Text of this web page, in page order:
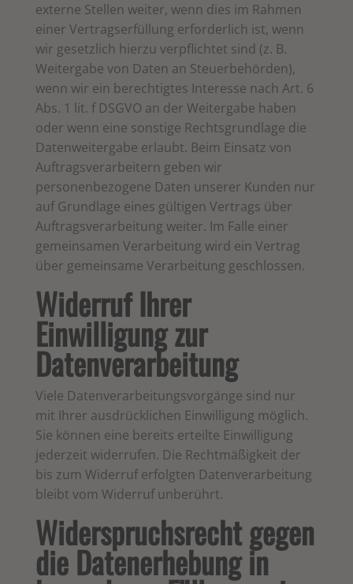
externe Stellen weiter, wenn dies im Rahmen
einer Vertragserfüllung erforderlich ist, wenn
wir gesetzlich hierzu verpflichtet sind (z. B.
Weitergabe von Daten an Steuerbehörden),
wenn wir ein berechtigtes Interesse nach Art. 6
Abs. 1 lit. f DSGVO an der Weitergabe haben
oder wenn eine sonstige Rechtsgrundlage die
Datenweitergabe erlaubt. Beim Einsatz von
Auftragsverarbeitern geben wir
personenbezogene Daten unserer Kunden nur
auf Grundlage eines gültigen Vertrags über
Auftragsverarbeitung weiter. Im Falle einer
gemeinsamen Verarbeitung wird ein Vertrag
über gemeinsame Verarbeitung geschlossen.
Widerruf Ihrer
Einwilligung zur
Datenverarbeitung
Viele Datenverarbeitungsvorgänge sind nur
mit Ihrer ausdrücklichen Einwilligung möglich.
Sie können eine bereits erteilte Einwilligung
jederzeit widerrufen. Die Rechtmäßigkeit der
bis zum Widerruf erfolgten Datenverarbeitung
bleibt vom Widerruf unberührt.
Widerspruchsrecht gegen
die Datenerhebung in